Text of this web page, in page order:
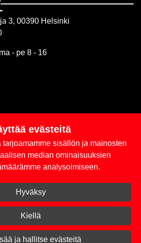
3, 00390 Helsinki
- pe 8 - 16
ja maksuehdot
Kirjaudu sisään
© 2026 Taperoll
evästeitä
tarjoamamme sisällön ja mainosten
median ominaisuuksien
analysoimiseen.
Hyväksy
Kiellä
ja hallitse evästeitä